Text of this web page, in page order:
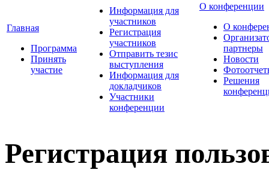
Главная
Программа
Принять
участие
Информация для
участников
Регистрация
участников
Отправить тезис
выступления
Информация для
докладчиков
Участники
конференции
О конференции
О
партнеры
Новости
Решения
Регистрация